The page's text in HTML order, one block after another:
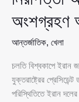
অংশগ্রহণ
আন্তর্জাতিক, খেলা
চলতি বিশ্বকাপে ইরান
যুক্তরাষ্ট্রের
পরিস্থিতিতে ইরান